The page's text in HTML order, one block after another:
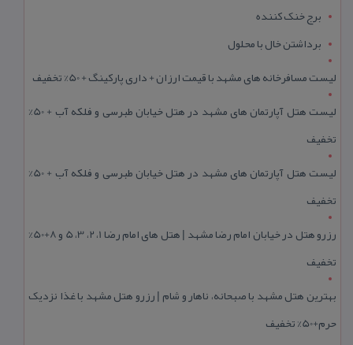
برج خنک کننده
برداشتن خال با محلول
لیست مسافرخانه های مشهد با قیمت ارزان + داری پارکینگ + 50% تخفیف
لیست هتل آپارتمان های مشهد در هتل خیابان طبرسی و فلکه آب + 50%
تخفیف
لیست هتل آپارتمان های مشهد در هتل خیابان طبرسی و فلکه آب + 50%
تخفیف
رزرو هتل در خیابان امام رضا مشهد | هتل‌ های امام رضا 1، 2، 3، 5 و 8+50%
تخفیف
بهترین هتل مشهد با صبحانه، ناهار و شام | رزرو هتل مشهد با غذا نزدیک
حرم+50% تخفیف